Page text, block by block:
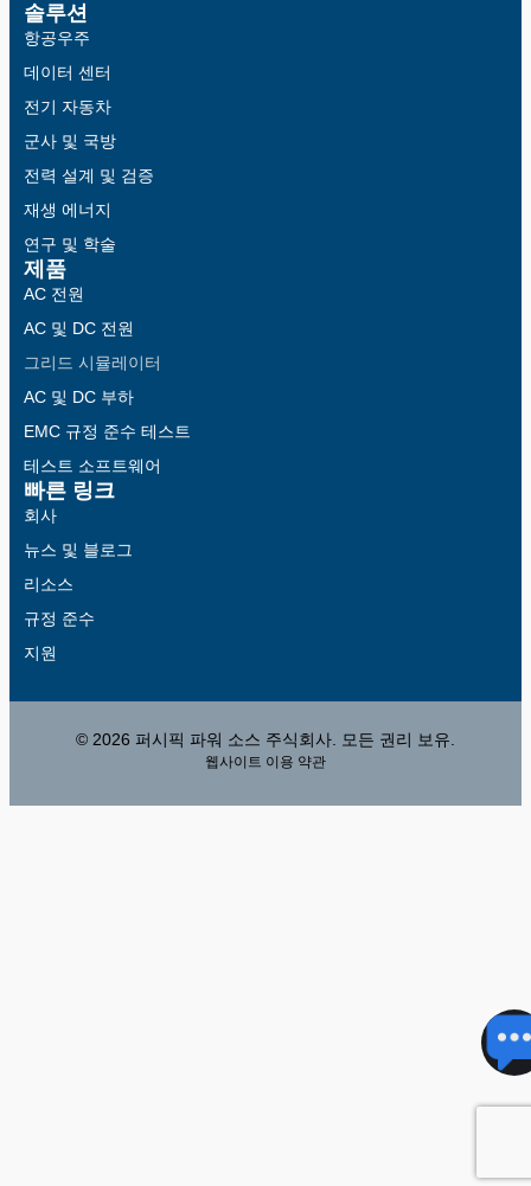
솔루션
항공우주
데이터 센터
전기 자동차
군사 및 국방
전력 설계 및 검증
재생 에너지
연구 및 학술
제품
AC 전원
AC 및 DC 전원
그리드 시뮬레이터
AC 및 DC 부하
EMC 규정 준수 테스트
테스트 소프트웨어
빠른 링크
회사
뉴스 및 블로그
리소스
규정 준수
지원
© 2026 퍼시픽 파워 소스 주식회사. 모든 권리 보유.
웹사이트 이용 약관